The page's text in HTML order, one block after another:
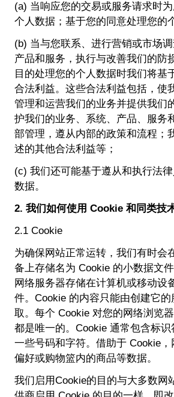
(a) 当响应您的交易或服务请求时
个人数据；基于您的同意处理您的
(b) 当与您联系、进行营销或市场
产品和服务，执行与改善我们的防
目的处理您的个人数据时我们将基
合法利益。这些合法利益包括，使
管理和运营我们的业务并提供我们
护我们的业务、系统、产品、服务
部管理，遵从内部的政策和流程；
述的其他合法利益等；
(c) 我们还可能基于遵从和执行法
数据。
2. 我们如何使用 Cookie 和同类技
2.1 Cookie
为确保网站正常运转，我们有时会
备上存储名为 Cookie 的小数据文
网络服务器存储在计算机或移动设
件。Cookie 的内容只能由创建它
取。每个 Cookie 对您的网络浏览
都是唯一的。Cookie 通常包含标识
一些号码和字符。借助于 Cookie
偏好或购物篮内的商品等数据。
我们启用Cookie的目的与大多数网